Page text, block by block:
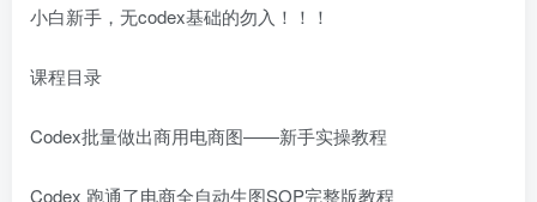
小白新手，无codex基础的勿入！！！
课程目录
Codex批量做出商用电商图——新手实操教程
Codex 跑通了电商全自动生图SOP完整版教程